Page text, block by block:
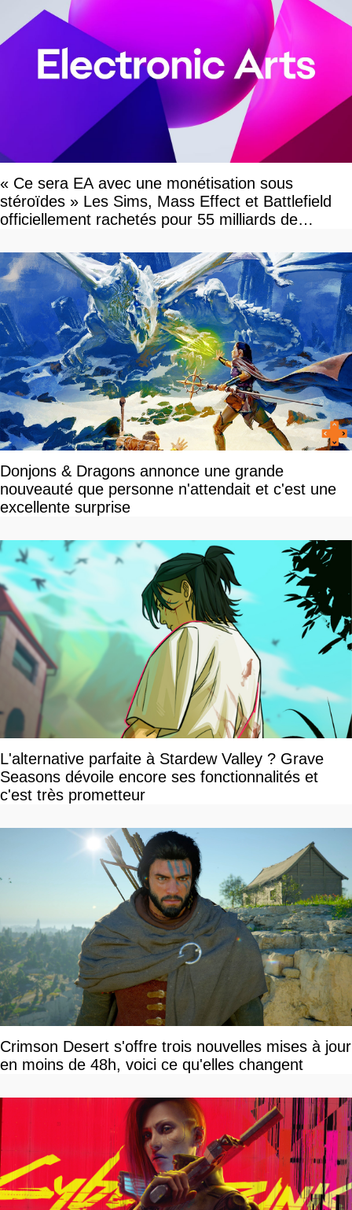
« Ce sera EA avec une monétisation sous
stéroïdes » Les Sims, Mass Effect et Battlefield
officiellement rachetés pour 55 milliards de
Donjons & Dragons annonce une grande
nouveauté que personne n'attendait et c'est une
excellente surprise
L'alternative parfaite à Stardew Valley ? Grave
Seasons dévoile encore ses fonctionnalités et
c'est très prometteur
Crimson Desert s'offre trois nouvelles mises à jour
en moins de 48h, voici ce qu'elles changent